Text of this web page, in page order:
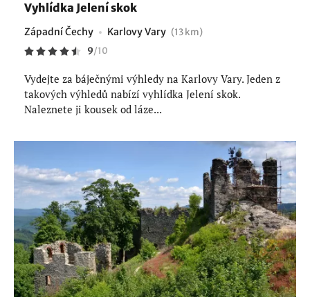
Vyhlídka Jelení skok
Západní Čechy Karlovy Vary (13 km)
9/10
Vydejte za báječnými výhledy na Karlovy Vary. Jeden z
takových výhledů nabízí vyhlídka Jelení skok.
Naleznete ji kousek od láze...